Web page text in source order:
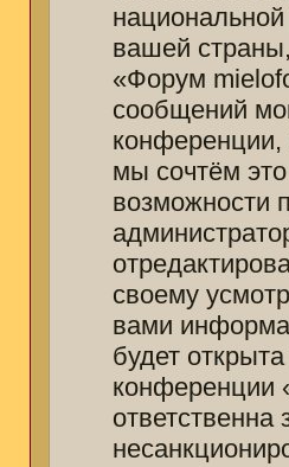
вашей
«Форум
сообщений
конференции,
мы сочтём
возможности
своему
вами
будет
конференции
ответственна